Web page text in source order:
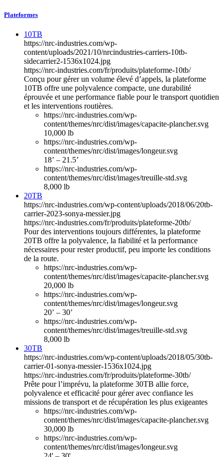
Plateformes
10TB
https://nrc-industries.com/wp-
content/uploads/2021/10/nrcindustries-carriers-10tb-
sidecarrier2-1536x1024.jpg
https://nrc-industries.com/fr/produits/plateforme-10tb/
Conçu pour gérer un volume élevé d’appels, la plateforme
10TB offre une polyvalence compacte, une durabilité
éprouvée et une performance fiable pour le transport quotidien
et les interventions routières.
https://nrc-industries.com/wp-
content/themes/nrc/dist/images/capacite-plancher.svg
10,000 lb
https://nrc-industries.com/wp-
content/themes/nrc/dist/images/longeur.svg
18’ – 21.5’
https://nrc-industries.com/wp-
content/themes/nrc/dist/images/treuille-std.svg
8,000 lb
20TB
https://nrc-industries.com/wp-content/uploads/2018/06/20tb-
carrier-2023-sonya-messier.jpg
https://nrc-industries.com/fr/produits/plateforme-20tb/
Pour des interventions toujours différentes, la plateforme
20TB offre la polyvalence, la fiabilité et la performance
nécessaires pour rester productif, peu importe les conditions
de la route.
https://nrc-industries.com/wp-
content/themes/nrc/dist/images/capacite-plancher.svg
20,000 lb
https://nrc-industries.com/wp-
content/themes/nrc/dist/images/longeur.svg
20’ – 30’
https://nrc-industries.com/wp-
content/themes/nrc/dist/images/treuille-std.svg
8,000 lb
30TB
https://nrc-industries.com/wp-content/uploads/2018/05/30tb-
carrier-01-sonya-messier-1536x1024.jpg
https://nrc-industries.com/fr/produits/plateforme-30tb/
Prête pour l’imprévu, la plateforme 30TB allie force,
polyvalence et efficacité pour gérer avec confiance les
missions de transport et de récupération les plus exigeantes
https://nrc-industries.com/wp-
content/themes/nrc/dist/images/capacite-plancher.svg
30,000 lb
https://nrc-industries.com/wp-
content/themes/nrc/dist/images/longeur.svg